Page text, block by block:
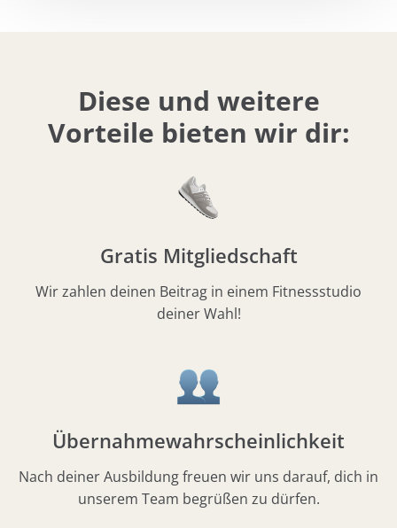
Diese und weitere
Vorteile bieten wir dir:
Gratis Mitgliedschaft
Wir zahlen deinen Beitrag in einem Fitnessstudio
deiner Wahl!
Übernahmewahrscheinlichkeit
Nach deiner Ausbildung freuen wir uns darauf, dich in
unserem Team begrüßen zu dürfen.